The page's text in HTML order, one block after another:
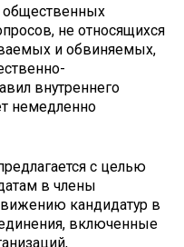
общественных
не относящихся
и обвиняемых,
внутреннего
немедленно
с целью
в члены
кандидатур в
включенные